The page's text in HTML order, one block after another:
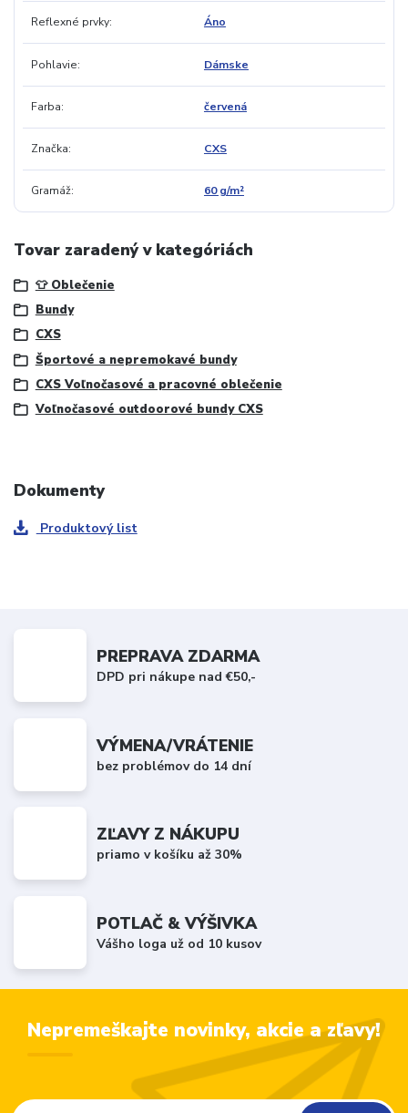
Reflexné prvky Áno
Pohlavie Dámske
Farba červená
Značka CXS
Gramáž 60 g/m²
Tovar zaradený v kategóriách
👕 Oblečenie
Bundy
CXS
Športové a nepremokavé bundy
CXS Voľnočasové a pracovné oblečenie
Voľnočasové outdoorové bundy CXS
Dokumenty
Produktový list
PREPRAVA ZDARMA
DPD pri nákupe nad €50,-
VÝMENA/VRÁTENIE
bez problémov do 14 dní
ZĽAVY Z NÁKUPU
priamo v košíku až 30%
POTLAČ & VÝŠIVKA
Vášho loga už od 10 kusov
Nepremeškajte novinky, akcie a zľavy!